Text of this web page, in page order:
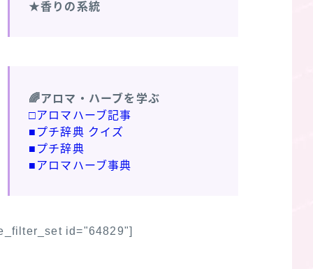
★香りの系統
🌈アロマ・ハーブを学ぶ
□アロマハーブ記事
■プチ辞典 クイズ
■プチ辞典
■アロマハーブ事典
id="64829"]